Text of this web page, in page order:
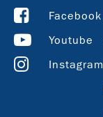
Facebook
Youtube
Instagram